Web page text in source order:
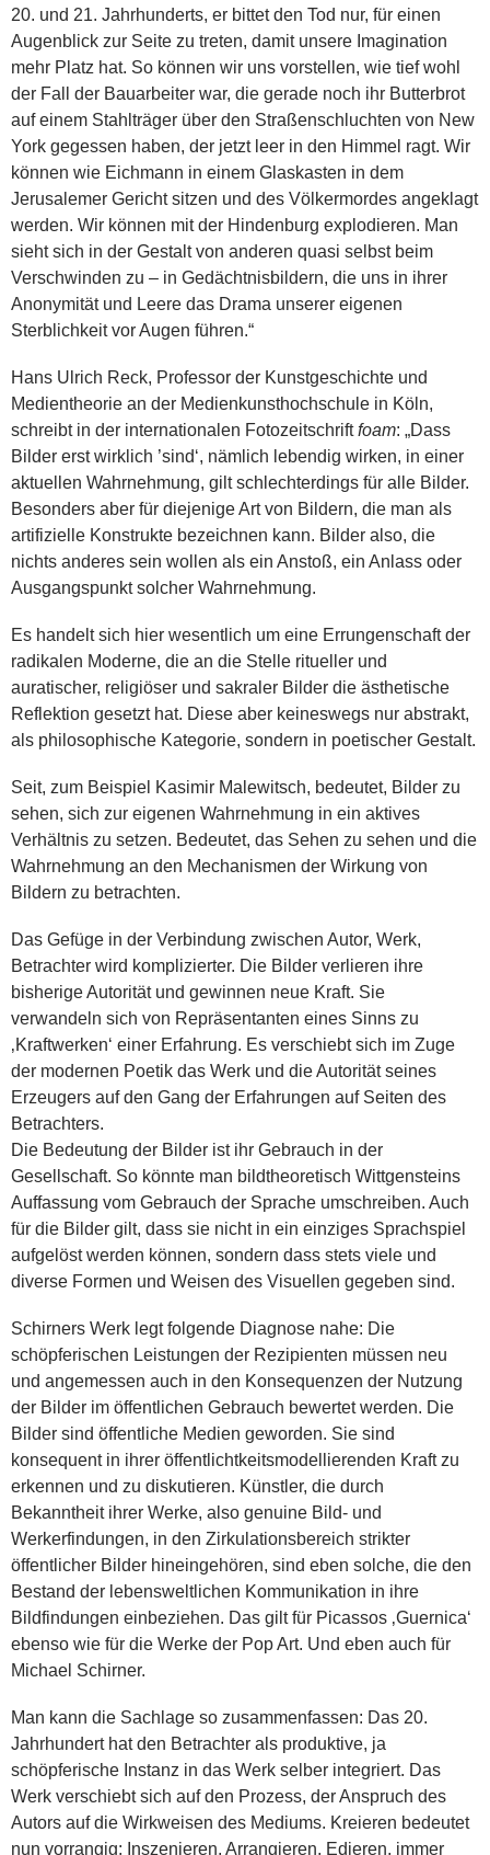
20. und 21. Jahrhunderts, er bittet den Tod nur, für einen
Augenblick zur Seite zu treten, damit unsere Imagination
mehr Platz hat. So können wir uns vorstellen, wie tief wohl
der Fall der Bauarbeiter war, die gerade noch ihr Butterbrot
auf einem Stahlträger über den Straßenschluchten von New
York gegessen haben, der jetzt leer in den Himmel ragt. Wir
können wie Eichmann in einem Glaskasten in dem
Jerusalemer Gericht sitzen und des Völkermordes angeklagt
werden. Wir können mit der Hindenburg explodieren. Man
sieht sich in der Gestalt von anderen quasi selbst beim
Verschwinden zu – in Gedächtnisbildern, die uns in ihrer
Anonymität und Leere das Drama unserer eigenen
Sterblichkeit vor Augen führen.“
Hans Ulrich Reck, Professor der Kunstgeschichte und
Medientheorie an der Medienkunsthochschule in Köln,
schreibt in der internationalen Fotozeitschriftfoam: „Dass
Bilder erst wirklich ’sind‘, nämlich lebendig wirken, in einer
aktuellen Wahrnehmung, gilt schlechterdings für alle Bilder.
Besonders aber für diejenige Art von Bildern, die man als
artifizielle Konstrukte bezeichnen kann. Bilder also, die
nichts anderes sein wollen als ein Anstoß, ein Anlass oder
Ausgangspunkt solcher Wahrnehmung.
Es handelt sich hier wesentlich um eine Errungenschaft der
radikalen Moderne, die an die Stelle ritueller und
auratischer, religiöser und sakraler Bilder die ästhetische
Reflektion gesetzt hat. Diese aber keineswegs nur abstrakt,
als philosophische Kategorie, sondern in poetischer Gestalt.
Seit, zum Beispiel Kasimir Malewitsch, bedeutet, Bilder zu
sehen, sich zur eigenen Wahrnehmung in ein aktives
Verhältnis zu setzen. Bedeutet, das Sehen zu sehen und die
Wahrnehmung an den Mechanismen der Wirkung von
Bildern zu betrachten.
Das Gefüge in der Verbindung zwischen Autor, Werk,
Betrachter wird komplizierter. Die Bilder verlieren ihre
bisherige Autorität und gewinnen neue Kraft. Sie
verwandeln sich von Repräsentanten eines Sinns zu
‚Kraftwerken‘ einer Erfahrung. Es verschiebt sich im Zuge
der modernen Poetik das Werk und die Autorität seines
Erzeugers auf den Gang der Erfahrungen auf Seiten des
Betrachters.
Die Bedeutung der Bilder ist ihr Gebrauch in der
Gesellschaft. So könnte man bildtheoretisch Wittgensteins
Auffassung vom Gebrauch der Sprache umschreiben. Auch
für die Bilder gilt, dass sie nicht in ein einziges Sprachspiel
aufgelöst werden können, sondern dass stets viele und
diverse Formen und Weisen des Visuellen gegeben sind.
Schirners Werk legt folgende Diagnose nahe: Die
schöpferischen Leistungen der Rezipienten müssen neu
und angemessen auch in den Konsequenzen der Nutzung
der Bilder im öffentlichen Gebrauch bewertet werden. Die
Bilder sind öffentliche Medien geworden. Sie sind
konsequent in ihrer öffentlichtkeitsmodellierenden Kraft zu
erkennen und zu diskutieren. Künstler, die durch
Bekanntheit ihrer Werke, also genuine Bild- und
Werkerfindungen, in den Zirkulationsbereich strikter
öffentlicher Bilder hineingehören, sind eben solche, die den
Bestand der lebensweltlichen Kommunikation in ihre
Bildfindungen einbeziehen. Das gilt für Picassos ‚Guernica‘
ebenso wie für die Werke der Pop Art. Und eben auch für
Michael Schirner.
Man kann die Sachlage so zusammenfassen: Das 20.
Jahrhundert hat den Betrachter als produktive, ja
schöpferische Instanz in das Werk selber integriert. Das
Werk verschiebt sich auf den Prozess, der Anspruch des
Autors auf die Wirkweisen des Mediums. Kreieren bedeutet
nun vorrangig: Inszenieren, Arrangieren, Edieren, immer